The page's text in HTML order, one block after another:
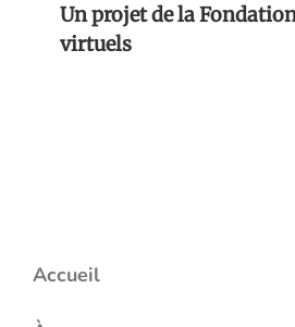
Un projet de la
virtuels
Accueil